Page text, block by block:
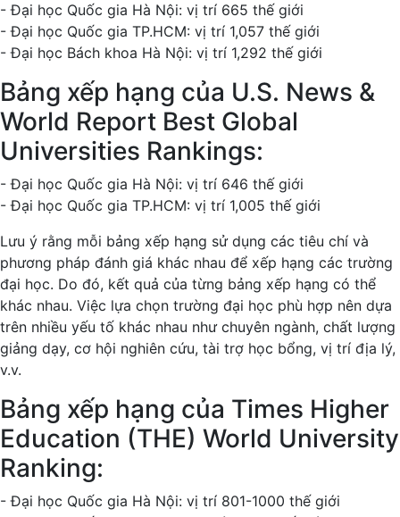
- Đại học Quốc gia Hà Nội: vị trí 665 thế giới
- Đại học Quốc gia TP.HCM: vị trí 1,057 thế giới
- Đại học Bách khoa Hà Nội: vị trí 1,292 thế giới
Bảng xếp hạng của U.S. News &
World Report Best Global
Universities Rankings:
- Đại học Quốc gia Hà Nội: vị trí 646 thế giới
- Đại học Quốc gia TP.HCM: vị trí 1,005 thế giới
Lưu ý rằng mỗi bảng xếp hạng sử dụng các tiêu chí và
phương pháp đánh giá khác nhau để xếp hạng các trường
đại học. Do đó, kết quả của từng bảng xếp hạng có thể
khác nhau. Việc lựa chọn trường đại học phù hợp nên dựa
trên nhiều yếu tố khác nhau như chuyên ngành, chất lượng
giảng dạy, cơ hội nghiên cứu, tài trợ học bổng, vị trí địa lý,
v.v.
Bảng xếp hạng của Times Higher
Education (THE) World University
Ranking:
- Đại học Quốc gia Hà Nội: vị trí 801-1000 thế giới